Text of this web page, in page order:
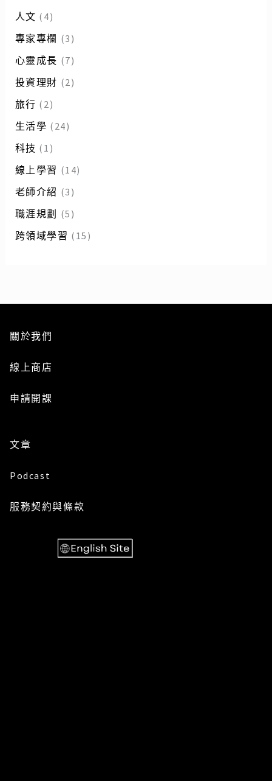
人文 (4)
專家專欄 (3)
心靈成長 (7)
投資理財 (2)
旅行 (2)
生活學 (24)
科技 (1)
線上學習 (14)
老師介紹 (3)
職涯規劃 (5)
跨領域學習 (15)
關於我們
線上商店
申請開課
文章
Podcast
服務契約與條款